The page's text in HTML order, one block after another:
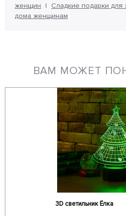
женщин
Сладкие подарки
дома женщинам
ВАМ МОЖЕТ
3D светильник Ёлка